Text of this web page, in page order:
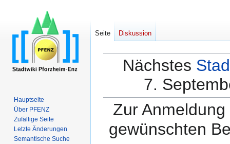
Nächstes
7.
Zur
gewünschten
Seite Diskussion
Hauptseite
Über PFENZ
Zufällige Seite
Letzte Änderungen
Semantische Suche